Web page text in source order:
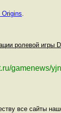
.
ролевой игры
gamenews/
все сайты